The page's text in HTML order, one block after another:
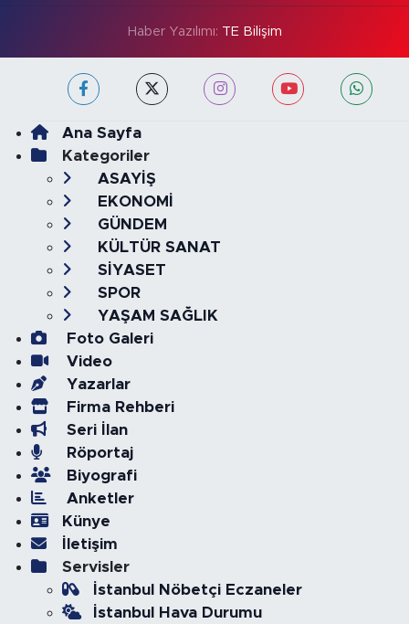
Haber Yazılımı: TE Bilişim
Ana Sayfa
Kategoriler
ASAYİŞ
EKONOMİ
GÜNDEM
KÜLTÜR SANAT
SİYASET
SPOR
YAŞAM SAĞLIK
Foto Galeri
Video
Yazarlar
Firma Rehberi
Seri İlan
Röportaj
Biyografi
Anketler
Künye
İletişim
Servisler
İstanbul Nöbetçi Eczaneler
İstanbul Hava Durumu